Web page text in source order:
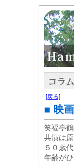
[戻る]
■ 映
笑福亭
共演は原
５０歳
年齢が